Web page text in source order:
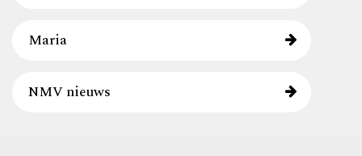
Maria
NMV nieuws